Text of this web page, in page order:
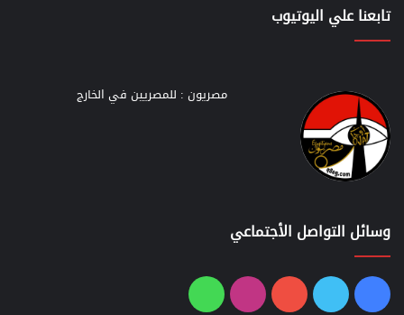
تابعنا علي اليوتيوب
مصريون : للمصريين في الخارج
وسائل التواصل الأجتماعي
فيسبوك
تويتر يوتيوبانستقرامواتساب